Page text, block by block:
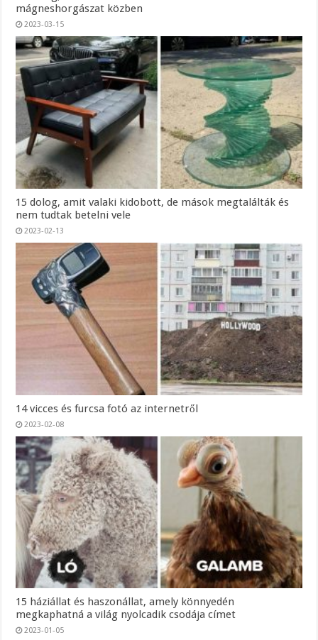
mágneshorgászat közben
2023-03-15
15 dolog, amit valaki kidobott, de mások megtalálták és
nem tudtak betelni vele
2023-02-13
14 vicces és furcsa fotó az internetről
2023-02-08
15 háziállat és haszonállat, amely könnyedén
megkaphatná a világ nyolcadik csodája címet
2023-01-05